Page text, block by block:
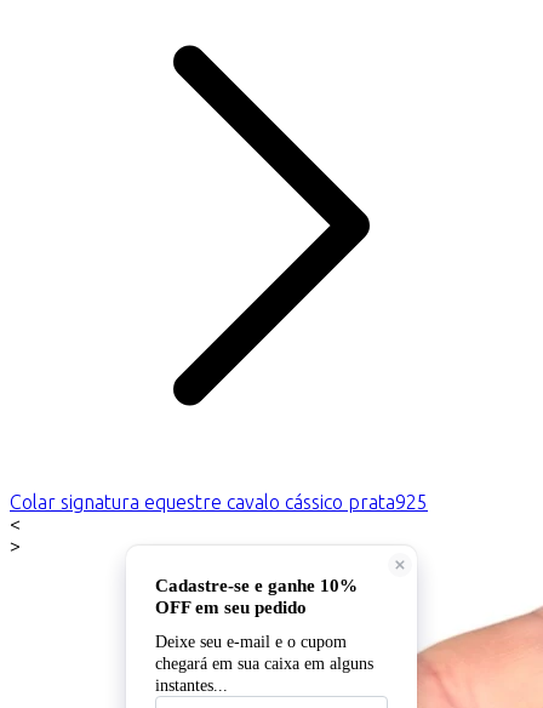
Colar signatura equestre cavalo cássico prata925
<
>